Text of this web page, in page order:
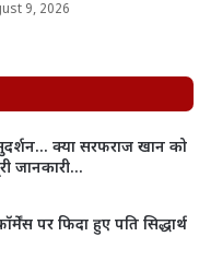
9, 2026
क्या सरफराज खान को
जानकारी…
पर फिदा हुए पति सिद्धार्थ